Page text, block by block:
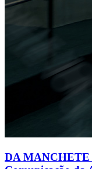
DA MANCHETE